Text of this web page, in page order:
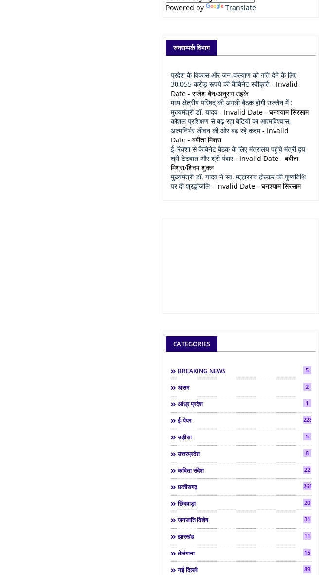
Powered by Translate
जनसम्पर्क विभाग
प्रदेश के विकास और जन-कल्याण को गति देने के लिए
30,055 करोड़ रूपये की कैबिनेट स्वीकृति - Invalid
Date - राजेश बैन/अनुराग उइके
मध्य क्षेत्रीय परिषद् की अगली बैठक होगी उज्जैन में :
मुख्यमंत्री डॉ. यादव - Invalid Date - घनश्याम सिरसाम
कौशल प्रशिक्षण से बढ़ रहा बेटियों का आत्मविश्वास,
आत्मनिर्भर जीवन की ओर बढ़ रहे कदम- Invalid
Date - बबीता मिश्रा
ई-रिक्शा से कैबिनेट बैठक के लिए मंत्रालय पहुंचे मंत्री द्वय
श्री टेटवाल और श्री पंवार- Invalid Date - बबीता
मिश्रा/शिवम शुक्ल
मुख्यमंत्री डॉ. यादव ने स्व. मल्हारराव होल्कर की पुण्यतिथि
पर दी श्रद्धांजलि- Invalid Date - घनश्याम सिरसाम
CATEGORIES
BREAKING NEWS 5
असम 2
आंध्र प्रदेश 1
ई-पेपर 2286
उड़ीसा 5
उत्तरप्रदेश 8
कविता संदेश 22
छत्तीसगढ़ 268
छिंदवाड़ा 20
जनजाति विशेष 31
झारखंड 11
तेलंगाना 15
नई दिल्ली 89